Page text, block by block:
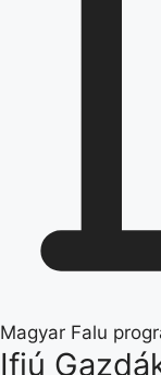
Magyar Falu
Ifjú